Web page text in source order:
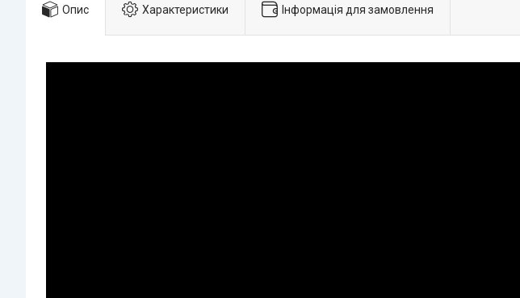
Опис Характеристики Інформація для замовлення